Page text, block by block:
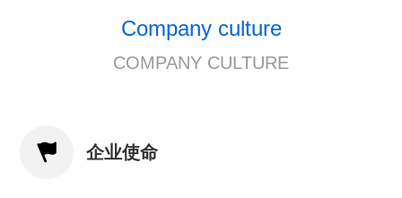
Company culture
COMPANY CULTURE
 企业使命